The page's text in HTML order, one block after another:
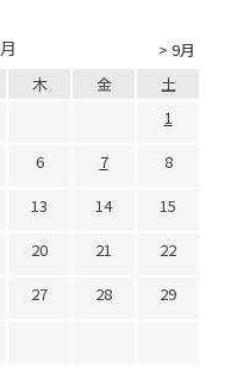
> 9月
木 金
土
1
6 7
8
13 14
15
20 21
22
27 28
29